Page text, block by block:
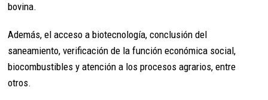
bovina.
Además, el acceso a biotecnología, conclusión del
saneamiento, verificación de la función económica social,
biocombustibles y atención a los procesos agrarios, entre
otros.